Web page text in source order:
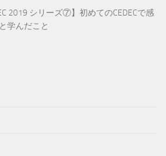
2019 シリーズ⑦】初めてのCEDECで感
学んだこと